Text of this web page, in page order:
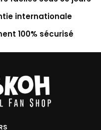
internationale
100% sécurisé